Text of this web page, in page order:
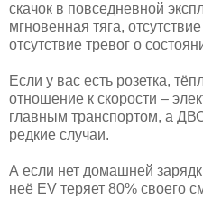
скачок в повседневной
мгновенная тяга,
отсутствие тревог о
Если у вас есть розетка,
отношение к скорости –
главным транспортом, а
редкие случаи.
А если нет домашней
неё EV теряет 80% своего